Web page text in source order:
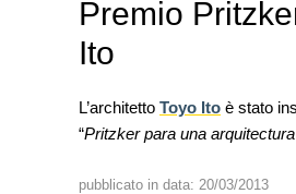
Premio
Ito
L’architetto Toyo Ito è stato
“Pritzker para una
pubblicato in data: 20/03/2013